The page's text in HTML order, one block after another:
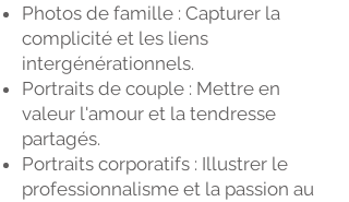
Photos de famille : Capturer la
complicité et les liens
intergénérationnels.
Portraits de couple : Mettre en
valeur l'amour et la tendresse
partagés.
Portraits corporatifs : Illustrer le
professionnalisme et la passion au